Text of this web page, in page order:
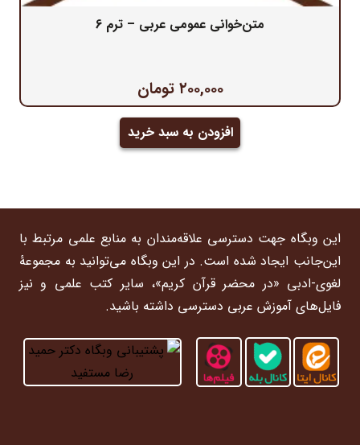
متن‌خوانی عمومی عربی – ترم 6
۲۰۰,۰۰۰ تومان
افزودن به سبد خرید
این وبگاه جهت دسترسی علاقه‌مندان به منابع علمی مرتبط با
این‌جانب ایجاد شده است. در این وبگاه می‌توانید به مجموعۀ
لغوی-ادبی «در محضر قرآن کریم»، سایر کتب علمی و نیز
فایل‌های آموزش عربی دسترسی داشته باشید.